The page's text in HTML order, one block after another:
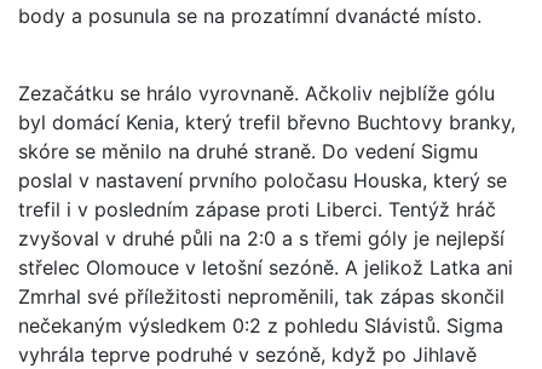
body a posunula se na prozatímní dvanácté místo.
Zezačátku se hrálo vyrovnaně. Ačkoliv nejblíže gólu
byl domácí Kenia, který trefil břevno Buchtovy branky,
skóre se měnilo na druhé straně. Do vedení Sigmu
poslal v nastavení prvního poločasu Houska, který se
trefil i v posledním zápase proti Liberci. Tentýž hráč
zvyšoval v druhé půli na 2:0 a s třemi góly je nejlepší
střelec Olomouce v letošní sezóně. A jelikož Latka ani
Zmrhal své příležitosti neproměnili, tak zápas skončil
nečekaným výsledkem 0:2 z pohledu Slávistů. Sigma
vyhrála teprve podruhé v sezóně, když po Jihlavě